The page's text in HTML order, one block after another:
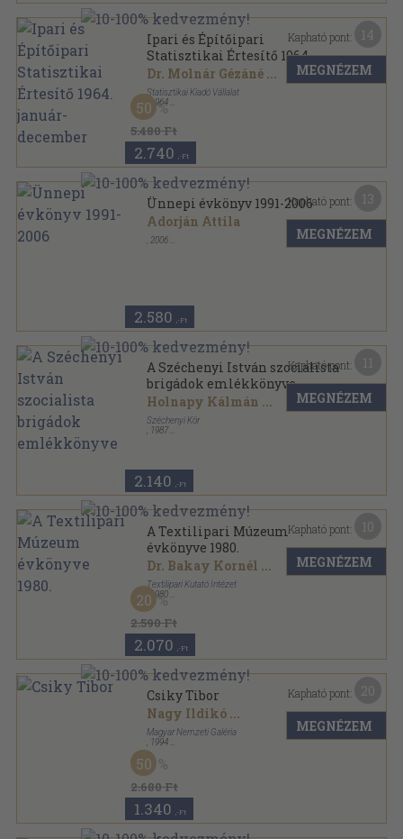
Ipari és Építőipari
Statisztikai Értesítő 1964.
január-december
Dr. Molnár Gézáné ...
Statisztikai Kiadó Vállalat
, 1964
Könyvkötői kötés
Ipari és Építőipari Statisztikai Értesítő sorozat
5.480 Ft
50
2.740 ,-Ft
Kapható pont:
MEGNÉZEM
Ünnepi évkönyv 1991-2006
Adorján Attila
2006
2.580 ,-Ft
Kapható pont:
MEGNÉZEM
A Széchenyi István szocialista
brigádok emlékkönyve
Holnapy Kálmán ...
Széchenyi Kör
1987
2.140 ,-Ft
Kapható pont:
MEGNÉZEM
A Textilipari Múzeum
évkönyve 1980.
Dr. Bakay Kornél ...
Textilipari Kutató Intézet
, 1980
Félvászon
A Textilipari Múzeum évkönyve sorozat
2.590 Ft
20
2.070 ,-Ft
Kapható pont:
MEGNÉZEM
Csiky Tibor
Nagy Ildikó ...
Magyar Nemzeti Galéria
1994
Ragasztott papírkötés
A Magyar Nemzeti Galéria kiadványai sorozat
2.680 Ft
50
1.340 ,-Ft
Kapható pont:
MEGNÉZEM